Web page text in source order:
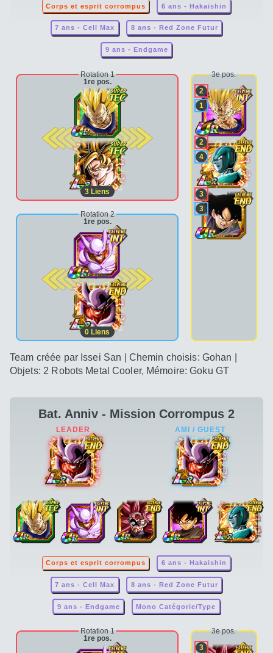
Corps et esprit corrompus 6 ans - Hakaishin
7 ans - Cell Max 8 ans - Red Zone Futur
9 ans - Endgame
Rotation 1
1re pos.
2e pos.
3 Liens
Rotation 2
1re pos.
2e pos.
0 Liens
3e pos.
2
1
2
4
3
3
Team créée par Issei San | Chemin choisis: Gohan |
Objets: 2 Robots Metal Cooler, Mémoire: Goku GT
Bat. Anniv - Mission Corrompus 2
Corps et esprit corrompus 6 ans - Hakaishin
7 ans - Cell Max 8 ans - Red Zone Futur
9 ans - Endgame Mono Catégorie/Type
Rotation 1
1re pos.
3e pos.
3